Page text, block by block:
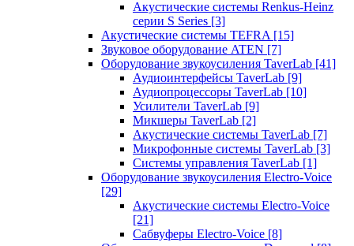
Акустические системы Renkus-Heinz
серии S Series [3]
Акустические системы TEFRA [15]
Звуковое оборудование ATEN [7]
Оборудование звукоусиления TaverLab [41]
Аудиоинтерфейсы TaverLab [9]
Аудиопроцессоры TaverLab [10]
Усилители TaverLab [9]
Микшеры TaverLab [2]
Акустические системы TaverLab [7]
Микрофонные системы TaverLab [3]
Системы управления TaverLab [1]
Оборудование звукоусиления Electro-Voice
[29]
Акустические системы Electro-Voice
[21]
Сабвуферы Electro-Voice [8]